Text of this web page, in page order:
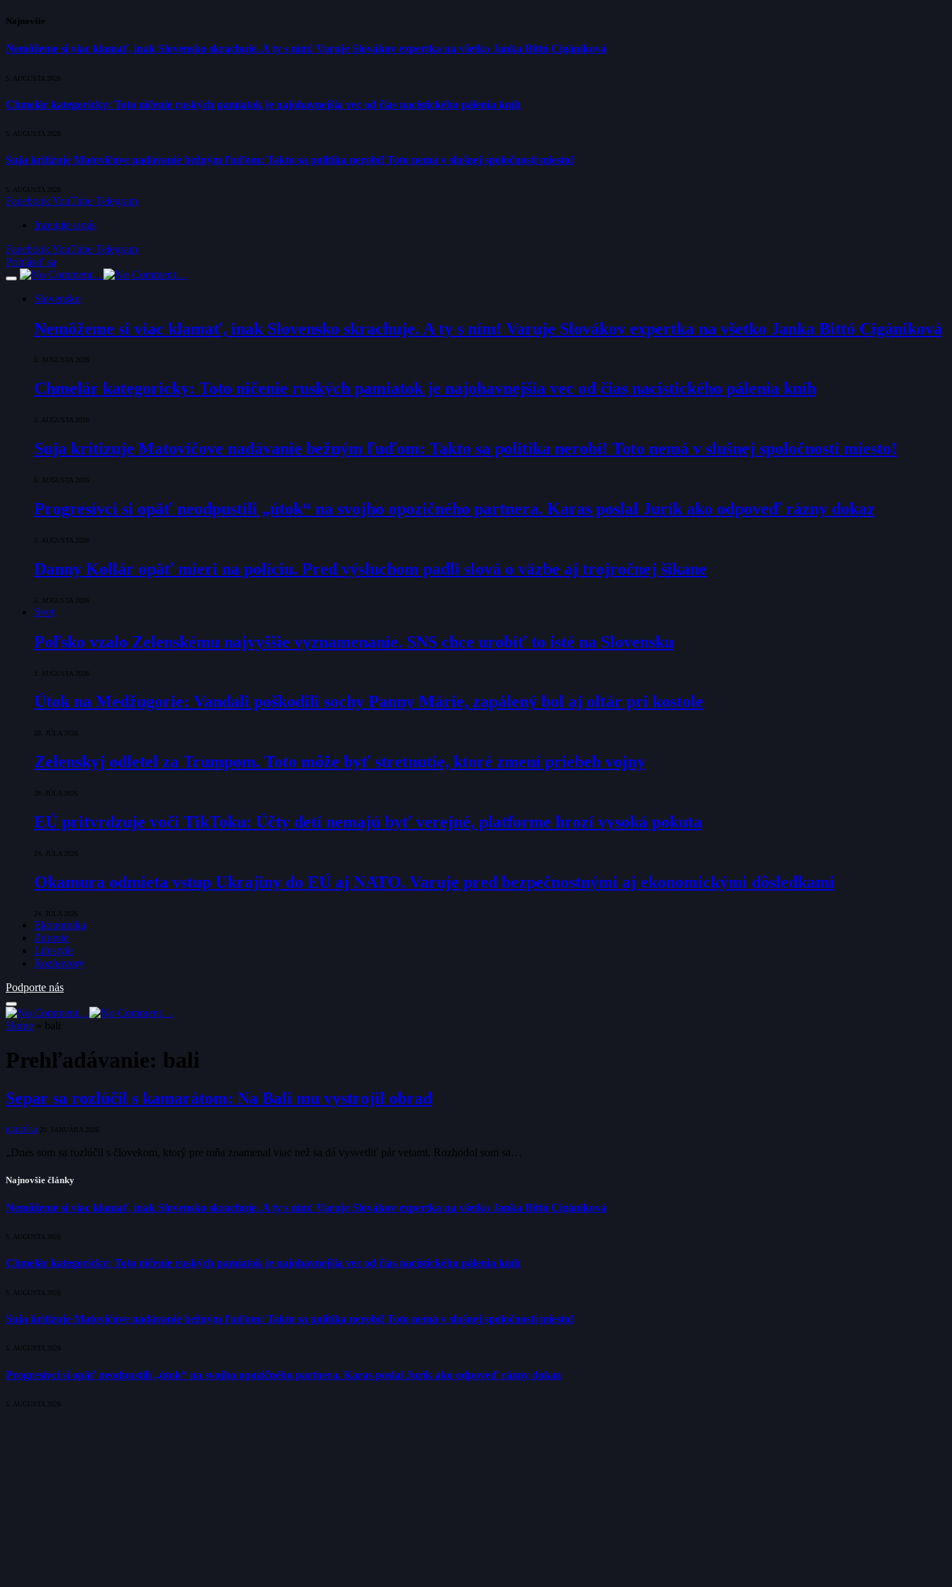
Najnovšie
Nemôžeme si viac klamať, inak Slovensko skrachuje. A ty s ním! Varuje Slovákov expertka na všetko Janka Bittó Cigániková
5. AUGUSTA 2026
Chmelár kategoricky: Toto ničenie ruských pamiatok je najohavnejšia vec od čias nacistického pálenia kníh
5. AUGUSTA 2026
Suja kritizuje Matovičove nadávanie bežným ľuďom: Takto sa politika nerobí! Toto nemá v slušnej spoločnosti miesto!
5. AUGUSTA 2026
FacebookYouTube Telegram
Inzerujte u nás
FacebookYouTube Telegram
Prihlásiť sa
Slovensko
Nemôžeme si viac klamať, inak Slovensko skrachuje. A ty s ním! Varuje Slovákov expertka na všetko Janka Bittó Cigániková
5. AUGUSTA 2026
Chmelár kategoricky: Toto ničenie ruských pamiatok je najohavnejšia vec od čias nacistického pálenia kníh
5. AUGUSTA 2026
Suja kritizuje Matovičove nadávanie bežným ľuďom: Takto sa politika nerobí! Toto nemá v slušnej spoločnosti miesto!
5. AUGUSTA 2026
Progresívci si opäť neodpustili „útok“ na svojho opozičného partnera. Karas poslal Jurík ako odpoveď rázny dokaz
5. AUGUSTA 2026
Danny Kollár opäť mieri na políciu. Pred výsluchom padli slová o väzbe aj trojročnej šikane
5. AUGUSTA 2026
Svet
Poľsko vzalo Zelenskému najvyššie vyznamenanie. SNS chce urobiť to isté na Slovensku
1. AUGUSTA 2026
Útok na Medžugorie: Vandali poškodili sochy Panny Márie, zapálený bol aj oltár pri kostole
28. JÚLA 2026
Zelenskyj odletel za Trumpom. Toto môže byť stretnutie, ktoré zmení priebeh vojny
28. JÚLA 2026
EÚ pritvrdzuje voči TikToku: Účty detí nemajú byť verejné, platforme hrozí vysoká pokuta
24. JÚLA 2026
Okamura odmieta vstup Ukrajiny do EÚ aj NATO. Varuje pred bezpečnostnými aj ekonomickými dôsledkami
24. JÚLA 2026
Ekonomika
Zdravie
Lifestyle
Rozhovory
Podporte nás
Home » bali
Prehľadávanie: bali
Separ sa rozlúčil s kamarátom: Na Bali mu vystrojil obrad
KULTÚRA 20. JANUÁRA 2026
„Dnes som sa rozlúčil s človekom, ktorý pre mňa znamenal viac než sa dá vysvetliť pár vetami. Rozhodol som sa…
Najnovšie články
Nemôžeme si viac klamať, inak Slovensko skrachuje. A ty s ním! Varuje Slovákov expertka na všetko Janka Bittó Cigániková
5. AUGUSTA 2026
Chmelár kategoricky: Toto ničenie ruských pamiatok je najohavnejšia vec od čias nacistického pálenia kníh
5. AUGUSTA 2026
Suja kritizuje Matovičove nadávanie bežným ľuďom: Takto sa politika nerobí! Toto nemá v slušnej spoločnosti miesto!
5. AUGUSTA 2026
Progresívci si opäť neodpustili „útok“ na svojho opozičného partnera. Karas poslal Jurík ako odpoveď rázny dokaz
5. AUGUSTA 2026